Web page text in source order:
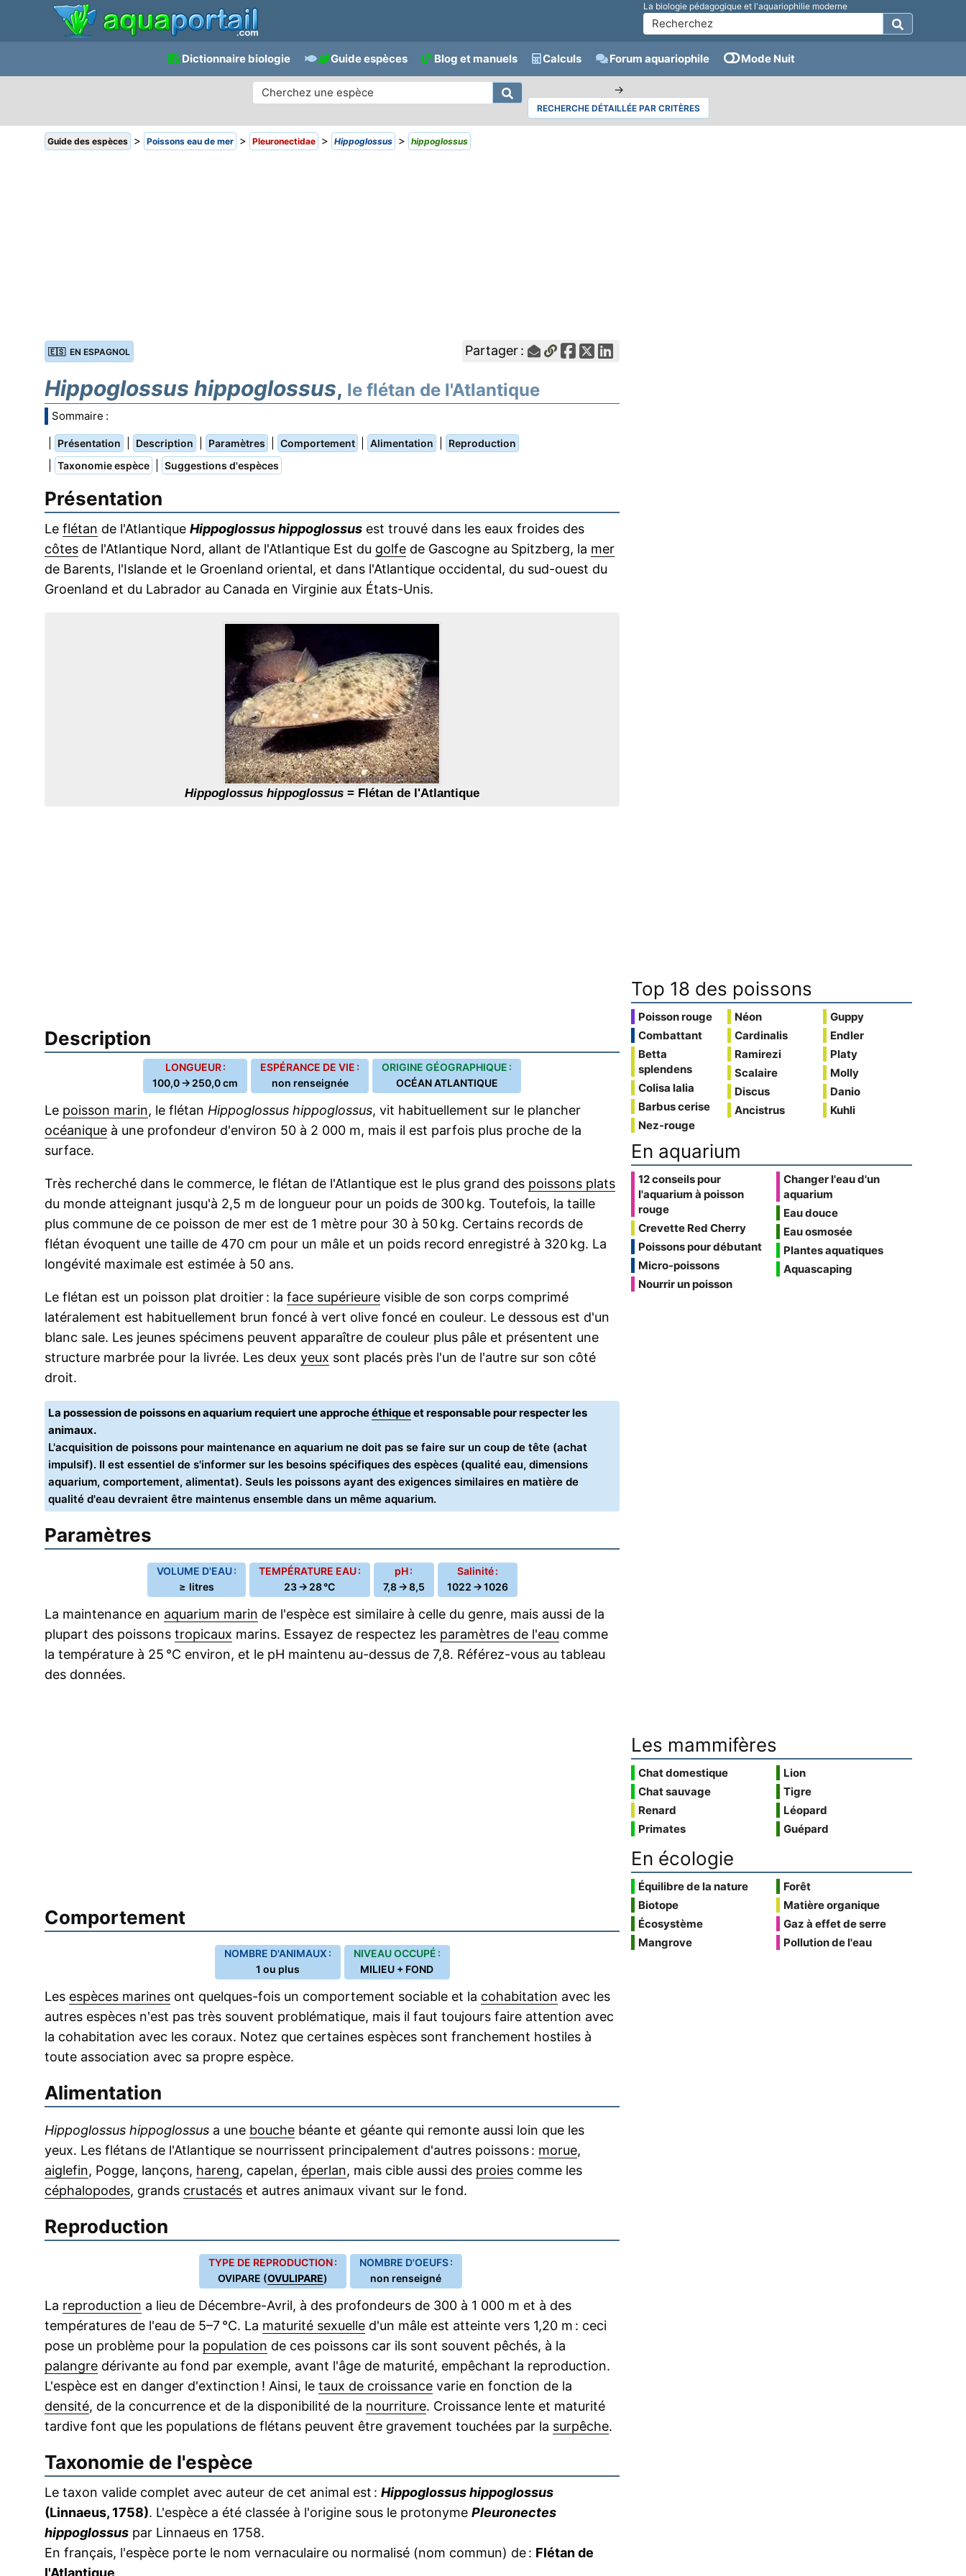
La biologie pédagogique et l'aquariophilie moderne
Dictionnaire biologie Guide espèces Blog et manuels Calculs Forum aquariophile Mode Nuit
→
RECHERCHE DÉTAILLÉE PAR CRITÈRES
Guide des espèces > Poissons eau de mer > Pleuronectidae > Hippoglossus > hippoglossus
🇪🇸 EN ESPAGNOL Partager :
Hippoglossus hippoglossus, le flétan de l'Atlantique
Sommaire :
Présentation Description Paramètres Comportement Alimentation Reproduction
Taxonomie espèce Suggestions d'espèces
Présentation
Le flétan de l'Atlantique Hippoglossus hippoglossus est trouvé dans les eaux froides des
côtes de l'Atlantique Nord, allant de l'Atlantique Est du golfe de Gascogne au Spitzberg, la mer
de Barents, l'Islande et le Groenland oriental, et dans l'Atlantique occidental, du sud-ouest du
Groenland et du Labrador au Canada en Virginie aux États-Unis.
Hippoglossus hippoglossus = Flétan de l'Atlantique
Description
LONGUEUR :
100,0 → 250,0 cm
ESPÉRANCE DE VIE :
non renseignée
ORIGINE GÉOGRAPHIQUE :
OCÉAN ATLANTIQUE
Le poisson marin, le flétan Hippoglossus hippoglossus, vit habituellement sur le plancher
océanique à une profondeur d'environ 50 à 2 000 m, mais il est parfois plus proche de la
surface.
Très recherché dans le commerce, le flétan de l'Atlantique est le plus grand des poissons plats
du monde atteignant jusqu'à 2,5 m de longueur pour un poids de 300 kg. Toutefois, la taille
plus commune de ce poisson de mer est de 1 mètre pour 30 à 50 kg. Certains records de
flétan évoquent une taille de 470 cm pour un mâle et un poids record enregistré à 320 kg. La
longévité maximale est estimée à 50 ans.
Le flétan est un poisson plat droitier : la face supérieure visible de son corps comprimé
latéralement est habituellement brun foncé à vert olive foncé en couleur. Le dessous est d'un
blanc sale. Les jeunes spécimens peuvent apparaître de couleur plus pâle et présentent une
structure marbrée pour la livrée. Les deux yeux sont placés près l'un de l'autre sur son côté
droit.
La possession de poissons en aquarium requiert une approcheéthiqueet responsable pour respecter les
animaux.
L'acquisition de poissons pour maintenance en aquarium ne doit pas se faire sur un coup de tête (achat
impulsif). Il est essentiel de s'informer sur les besoins spécifiques des espèces (qualité eau, dimensions
aquarium, comportement, alimentat). Seuls les poissons ayant des exigences similaires en matière de
qualité d'eau devraient être maintenus ensemble dans un même aquarium.
Paramètres
VOLUME D'EAU :
≥ litres
TEMPÉRATURE EAU :
23 → 28 °C
pH :
7,8 → 8,5
Salinité :
1022 → 1026
La maintenance en aquarium marin de l'espèce est similaire à celle du genre, mais aussi de la
plupart des poissons tropicaux marins. Essayez de respectez les paramètres de l'eau comme
la température à 25 °C environ, et le pH maintenu au-dessus de 7,8. Référez-vous au tableau
des données.
Comportement
NOMBRE D'ANIMAUX :
1 ou plus
NIVEAU OCCUPÉ :
MILIEU + FOND
Les espèces marines ont quelques-fois un comportement sociable et la cohabitation avec les
autres espèces n'est pas très souvent problématique, mais il faut toujours faire attention avec
la cohabitation avec les coraux. Notez que certaines espèces sont franchement hostiles à
toute association avec sa propre espèce.
Alimentation
Hippoglossus hippoglossus a une bouche béante et géante qui remonte aussi loin que les
yeux. Les flétans de l'Atlantique se nourrissent principalement d'autres poissons : morue,
aiglefin, Pogge, lançons, hareng, capelan, éperlan, mais cible aussi des proies comme les
céphalopodes, grands crustacés et autres animaux vivant sur le fond.
Reproduction
TYPE DE REPRODUCTION :
OVIPARE (OVULIPARE)
NOMBRE D'OEUFS :
non renseigné
La reproduction a lieu de Décembre-Avril, à des profondeurs de 300 à 1 000 m et à des
températures de l'eau de 5–7 °C. La maturité sexuelle d'un mâle est atteinte vers 1,20 m : ceci
pose un problème pour la population de ces poissons car ils sont souvent pêchés, à la
palangre dérivante au fond par exemple, avant l'âge de maturité, empêchant la reproduction.
L'espèce est en danger d'extinction ! Ainsi, le taux de croissance varie en fonction de la
densité, de la concurrence et de la disponibilité de la nourriture. Croissance lente et maturité
tardive font que les populations de flétans peuvent être gravement touchées par la surpêche.
Taxonomie de l'espèce
Le taxon valide complet avec auteur de cet animal est : Hippoglossus hippoglossus
(Linnaeus, 1758). L'espèce a été classée à l'origine sous le protonyme Pleuronectes
hippoglossus par Linnaeus en 1758.
En français, l'espèce porte le nom vernaculaire ou normalisé (nom commun) de : Flétan de
l'Atlantique
Top 18 des poissons
Poisson rouge
Combattant
Betta
splendens
Colisa lalia
Barbus cerise
Nez-rouge
Néon
Cardinalis
Ramirezi
Scalaire
Discus
Ancistrus
Guppy
Endler
Platy
Molly
Danio
Kuhli
En aquarium
12 conseils pour
l'aquarium à poisson
rouge
Crevette Red Cherry
Poissons pour débutant
Micro-poissons
Nourrir un poisson
Changer l'eau d'un
aquarium
Eau douce
Eau osmosée
Plantes aquatiques
Aquascaping
Les mammifères
Chat domestique
Chat sauvage
Renard
Primates
Lion
Tigre
Léopard
Guépard
En écologie
Équilibre de la nature
Biotope
Écosystème
Mangrove
Forêt
Matière organique
Gaz à effet de serre
Pollution de l'eau